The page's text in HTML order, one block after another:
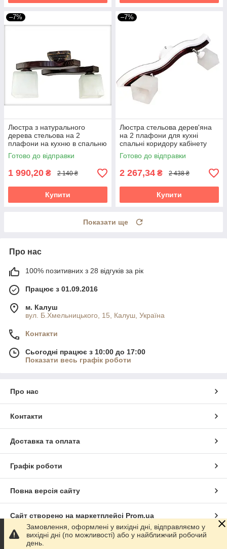
–7%
Люстра з натурального
дерева стельова на 2
плафони на кухню в спальню
кабінет коридор кімнату
Хвилька/2 венге
Готово до відправки
1 990,20 ₴ 2 140 ₴
Купити
–7%
Люстра стельова дерев'яна
на 2 плафони для кухні
спальні коридору кабінету
кабінету передпокою Весна/2
біла-венге
Готово до відправки
2 267,34 ₴ 2 438 ₴
Купити
Показати ще
Про нас
100% позитивних з 28 відгуків за рік
Працює з 01.09.2016
м. Калуш
вул. Б.Хмельницького, 15, Калуш, Україна
Контакти
Сьогодні працює з 10:00 до 17:00
Показати весь графік роботи
Про нас
Контакти
Доставка та оплата
Графік роботи
Повна версія сайту
Сайт створено на маркетплейсі Prom.ua
Політика конфіденційності
Замовлення, оформлені у вихідні дні, відправляємо у
вихідні дні (по можливості) або у найближчий робочий
день.